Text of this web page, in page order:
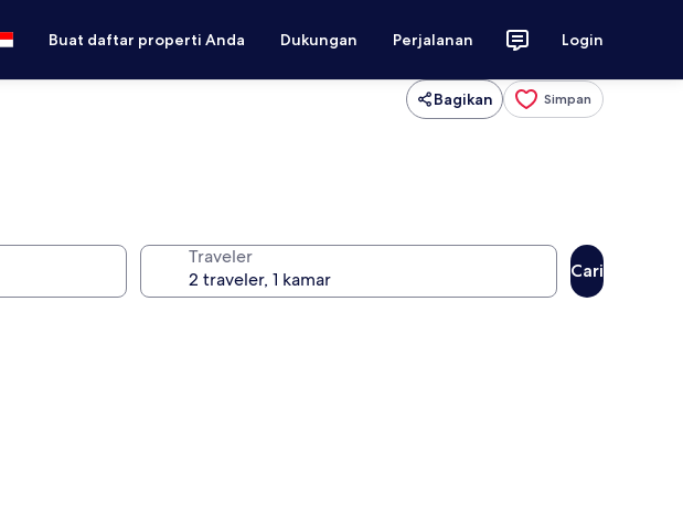
Buat daftar properti Anda Dukungan Perjalanan Login
Bagikan Simpan
Traveler
Cari